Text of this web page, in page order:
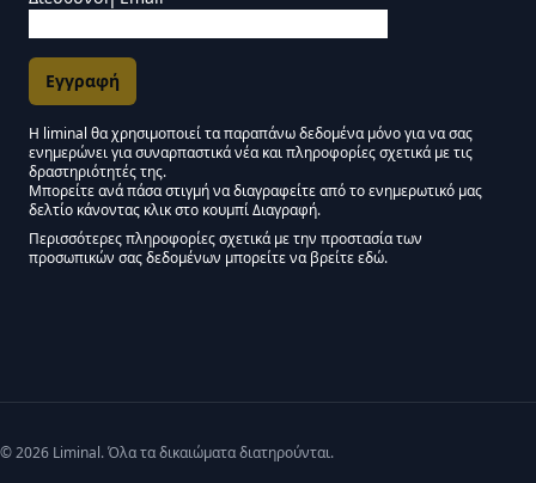
Εγκρίσεις Μάρκετινγκ
Η liminal θα χρησιμοποιεί τα παραπάνω δεδομένα μόνο για να σας
ενημερώνει για συναρπαστικά νέα και πληροφορίες σχετικά με τις
δραστηριότητές της.
Μείνετε συντονισμένοι - Ενημερωτικό δελτίο
Μπορείτε ανά πάσα στιγμή να διαγραφείτε από το ενημερωτικό μας
δελτίο κάνοντας κλικ στο κουμπί Διαγραφή.
Περισσότερες πληροφορίες σχετικά με την προστασία των
προσωπικών σας δεδομένων μπορείτε να βρείτε εδώ.
© 2026 Liminal. Όλα τα δικαιώματα διατηρούνται.